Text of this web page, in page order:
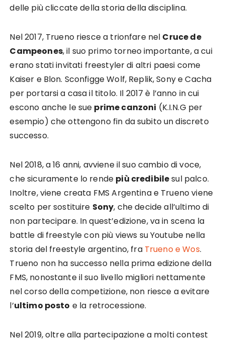
delle più cliccate della storia della disciplina.
Nel 2017, Trueno riesce a trionfare nel Cruce de
Campeones, il suo primo torneo importante, a cui
erano stati invitati freestyler di altri paesi come
Kaiser e Blon. Sconfigge Wolf, Replik, Sony e Cacha
per portarsi a casa il titolo. Il 2017 è l’anno in cui
escono anche le sue prime canzoni (K.I.N.G per
esempio) che ottengono fin da subito un discreto
successo.
Nel 2018, a 16 anni, avviene il suo cambio di voce,
che sicuramente lo rende più credibilesul palco.
Inoltre, viene creata FMS Argentina e Trueno viene
scelto per sostituire Sony, che decide all’ultimo di
non partecipare. In quest’edizione, va in scena la
battle di freestyle con più views su Youtube nella
storia del freestyle argentino, fra Trueno e Wos.
Trueno non ha successo nella prima edizione della
FMS, nonostante il suo livello migliori nettamente
nel corso della competizione, non riesce a evitare
l’ultimo posto e la retrocessione.
Nel 2019, oltre alla partecipazione a molti contest